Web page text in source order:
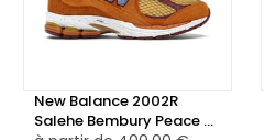
New Balance 2002R
Salehe Bembury Peace Be